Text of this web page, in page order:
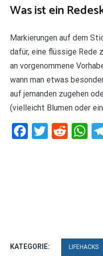
Was ist ein
Markierungen auf dem
dafür, eine flüssige Rede
an vorgenommene
wann man etwas
auf jemanden zugehen
(vielleicht Blumen oder
Facebook
Twitter
KATEGORIE: LIFEHACKS